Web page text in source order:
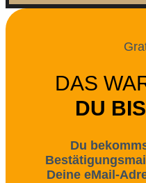
DAS
DU
Du
Deine eMail-